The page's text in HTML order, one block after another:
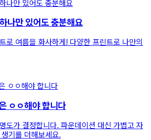
나만 있어도 충분해요
로 여름을 화사하게! 다양한 프린트로 나만의
ㅇㅇ해야 합니다
도가 결정합니다. 파운데이션 대신 가볍고 자
기를 더해보세요.